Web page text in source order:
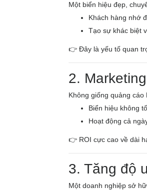
Một biển hiệu đẹp,
Khách hàng nhớ
Tạo sự khác biệt
👉 Đây là yếu tố quan
2.
Không giống quảng cáo
Biển hiệu không
Hoạt động cả
👉 ROI cực cao về dài
3. Tăng độ
Một doanh nghiệp sở